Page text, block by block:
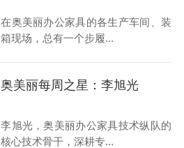
在奥美丽办公家具的各生产车间、装
箱现场，总有一个步履...
奥美丽每周之星：李旭光
李旭光，奥美丽办公家具技术纵队的
核心技术骨干，深耕专...